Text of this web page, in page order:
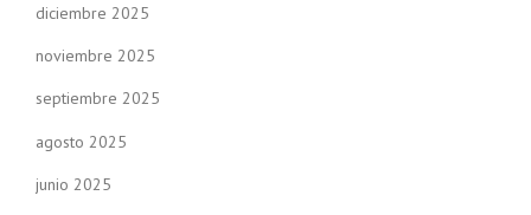
diciembre 2025
noviembre 2025
septiembre 2025
agosto 2025
junio 2025